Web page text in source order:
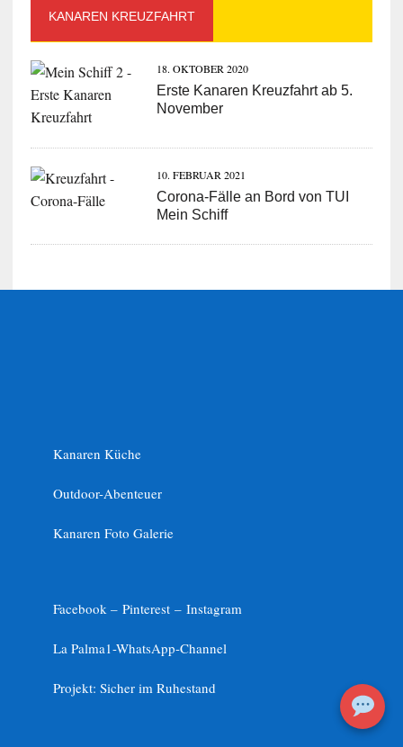
KANAREN KREUZFAHRT
18. OKTOBER 2020
Erste Kanaren Kreuzfahrt ab 5.
November
10. FEBRUAR 2021
Corona-Fälle an Bord von TUI
Mein Schiff
Kanaren Küche
Outdoor-Abenteuer
Kanaren Foto Galerie
Facebook – Pinterest – Instagram
La Palma1-WhatsApp-Channel
Projekt: Sicher im Ruhestand